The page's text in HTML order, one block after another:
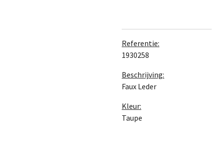
Referentie:
1930258
Beschrijving:
Faux Leder
Kleur:
Taupe